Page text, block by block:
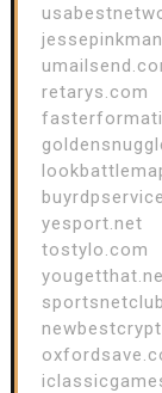
retarys.com
yesport.net
tostylo.com